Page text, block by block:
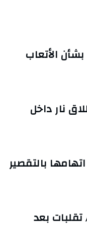
الأتعاب
نار داخل
بالتقصير
الجمعة 7 أوت 2026/ تقلبات بعد